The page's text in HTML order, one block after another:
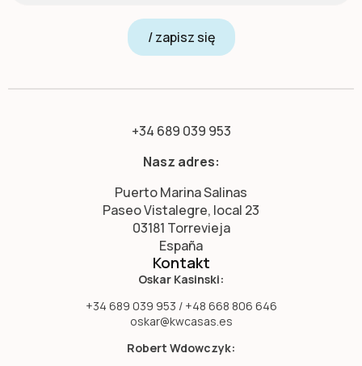
/ zapisz się
+34 689 039 953
Nasz adres:
Puerto Marina Salinas
Paseo Vistalegre, local 23
03181 Torrevieja
España
Kontakt
Oskar Kasinski:
+34 689 039 953 / +48 668 806 646
oskar@kwcasas.es
Robert Wdowczyk: